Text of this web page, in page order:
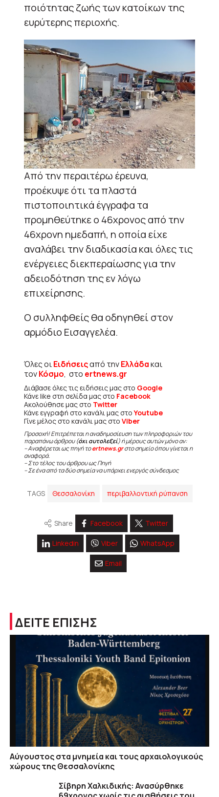
ποιότητας ζωής των κατοίκων της
ευρύτερης περιοχής.
Από την περαιτέρω έρευνα,
προέκυψε ότι τα πλαστά
πιστοποιητικά έγγραφα τα
προμηθεύτηκε ο 46χρονος από την
46χρονη ημεδαπή, η οποία είχε
αναλάβει την διαδικασία και όλες τις
ενέργειες διεκπεραίωσης για την
αδειοδότηση της εν λόγω
επιχείρησης.
Ο συλληφθείς θα οδηγηθεί στον
αρμόδιο Εισαγγελέα.
Όλες οιΕιδήσειςαπό τηνΕλλάδακαι
τονΚόσμο, στο ertnews.gr
Διάβασε όλες τις ειδήσεις μας στο Google
Κάνε like στη σελίδα μας στο Facebook
Ακολούθησε μας στο Twitter
Κάνε εγγραφή στο κανάλι μας στοYoutube
Γίνε μέλος στο κανάλι μας στο Viber
Προσοχή! Επιτρέπεται η αναδημοσίευση των πληροφοριών του
παραπάνω άρθρου (όχι αυτολεξεί) ή μέρους αυτών μόνο αν:
– Αναφέρεται ως πηγή τοertnews.grστο σημείο όπου γίνεται η
αναφορά.
– Στο τέλος του άρθρου ως Πηγή
– Σε ένα από τα δύο σημεία να υπάρχει ενεργός σύνδεσμος
TAGS Θεσσαλονίκη περιβαλλοντική ρύπανση
Share Facebook Twitter
Linkedin Viber WhatsApp
Email
ΔΕΙΤΕ ΕΠΙΣΗΣ
Αύγουστος στα μνημεία και τους αρχαιολογικούς
χώρους της Θεσσαλονίκης
Σίβηρη Χαλκιδικής: Ανασύρθηκε